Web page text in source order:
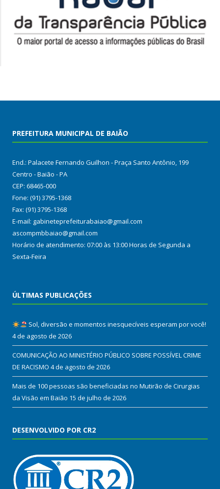
PREFEITURA MUNICIPAL DE BAIÃO
End.: Palacete Fernando Guilhon - Praça Santo Antônio, 199
Centro - Baião - PA
CEP: 68465-000
Fone: (91) 3795-1368
Fax: (91) 3795-1368
E-mail: gabineteprefeiturabaiao@gmail.com
ascompmbbaiao@gmail.com
Horário de atendimento: 07:00 às 13:00 Horas de Segunda a
Sexta-Feira
ÚLTIMAS PUBLICAÇÕES
Sol, diversão e momentos inesquecíveis esperam por você!
4 de agosto de 2026
COMUNICAÇÃO AO MINISTÉRIO PÚBLICO SOBRE POSSÍVEL CRIME
DE RACISMO 4 de agosto de 2026
Mais de 100 pessoas são beneficiadas no Mutirão de Cirurgias
da Visão em Baião 15 de julho de 2026
DESENVOLVIDO POR CR2